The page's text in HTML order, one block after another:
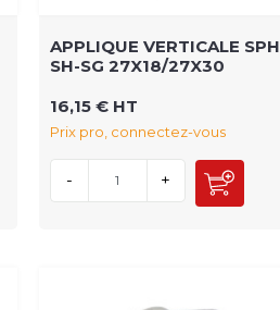
APPLIQUE VERTICALE SPH
SH-SG 27X18/27X30
16,15 € HT
Prix pro, connectez-vous
- +